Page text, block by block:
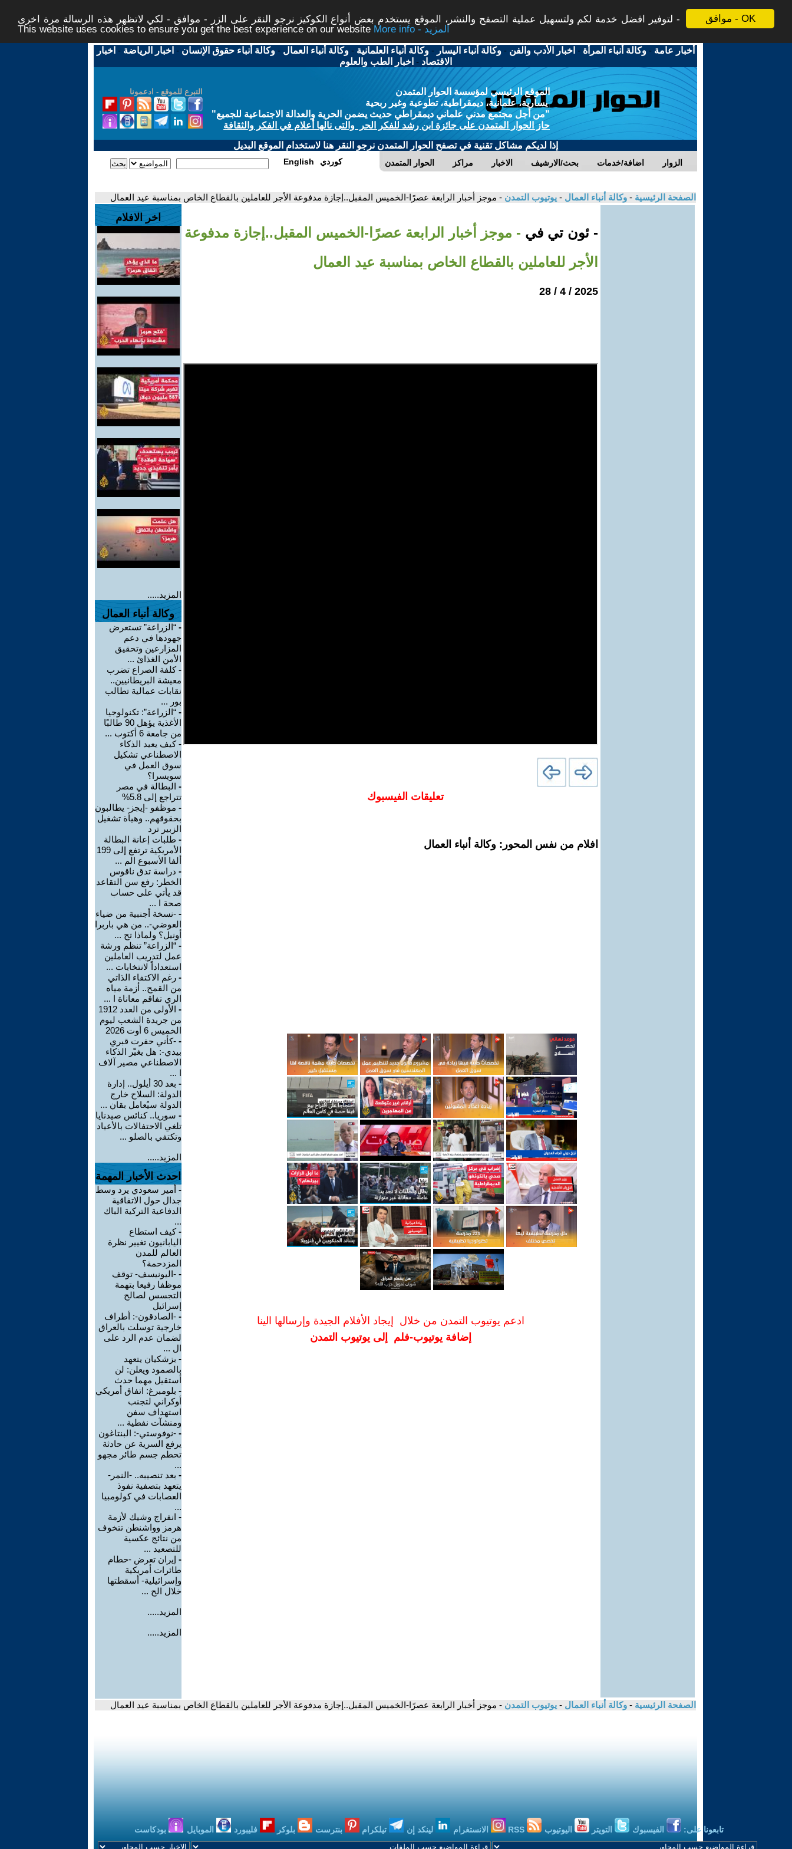
موافق - OK
لتوفير افضل خدمة لكم ولتسهيل عملية التصفح والنشر، الموقع يستخدم بعض أنواع الكوكيز نرجو النقر على الزر - موافق - لكي لاتظهر هذه الرسالة مرة اخرى -
This website uses cookies to ensure you get the best experience on our website
More info - المزيد
أخبار عامة -وكالة أنباء المرأة - اخبار الأدب والفن -وكالة أنباء اليسار -وكالة أنباء العلمانية -وكالة أنباء العمال -وكالة أنباء حقوق الإنسان - اخبار الرياضة - اخبار
الاقتصاد - اخبار الطب والعلوم
التبرع للموقع - ادعمونا
الموقع الرئيسي لمؤسسة الحوار المتمدن
يسارية، علمانية، ديمقراطية، تطوعية وغير ربحية
"من أجل مجتمع مدني علماني ديمقراطي حديث يضمن الحرية والعدالة الاجتماعية للجميع"
حاز الحوار المتمدن على جائزة ابن رشد للفكر الحر والتى نالها أعلام في الفكر والثقافة
إذا لديكم مشاكل تقنية في تصفح الحوار المتمدن نرجو النقر هنا لاستخدام الموقع البديل
الحوار المتمدن مراكز الاخبار بحث/الارشيف اضافة/خدمات الزوار English كوردي
الصفحة الرئيسية - وكالة أنباء العمال - يوتيوب التمدن - موجز أخبار الرابعة عصرًا-الخميس المقبل..إجازة مدفوعة الأجر للعاملين بالقطاع الخاص بمناسبة عيد العمال
- ئون تي في - موجز أخبار الرابعة عصرًا-الخميس المقبل..إجازة مدفوعة
الأجر للعاملين بالقطاع الخاص بمناسبة عيد العمال
2025 / 4 / 28
تعليقات الفيسبوك
افلام من نفس المحور: وكالة أنباء العمال
ادعم يوتيوب التمدن من خلال إيجاد الأفلام الجيدة وإرسالها الينا
إضافة يوتيوب-فلم إلى يوتيوب التمدن
اخر الافلام
المزيد.....
وكالة أنباء العمال
- “الزراعة” تستعرض
جهودها في دعم
المزارعين وتحقيق
الأمن الغذائ ...
-كلفة الصراع تضرب
معيشة البريطانيين..
نقابات عمالية تطالب
بور ...
- “الزراعة”: تكنولوجيا
الأغذية يؤهل 90 طالبًا
من جامعة 6 أكتوب ...
-كيف يعيد الذكاء
الاصطناعي تشكيل
سوق العمل في
سويسرا؟
- البطالة في مصر
تتراجع إلى 5.8%
- موظفو -إيجز- يطالبون
بحقوقهم.. وهيأة تشغيل
الزبير ترد
- طلبات إعانة البطالة
الأمريكية ترتفع إلى 199
ألفا الأسبوع الم ...
- دراسة تدق ناقوس
الخطر: رفع سن التقاعد
قد يأتي على حساب
صحة ا ...
- -نسخة أجنبية من ضياء
العوضي-.. من هي باربرا
أونيل؟ ولماذا تح ...
- “الزراعة” تنظم ورشة
عمل لتدريب العاملين
استعداداً لانتخابات ...
- رغم الاكتفاء الذاتي
من القمح.. أزمة مياه
الري تفاقم معاناة ا ...
-
الأولى من العدد 1912
من جريدة الشعب ليوم
الخميس 6 أوت 2026
- -كأني حفرت قبري
بيدي-: هل يغيّر الذكاء
الاصطناعي مصير آلاف
ا ...
-
بعد 30 أيلول.. إدارة
الدولة: السلاح خارج
الدولة سيُعامل بقان ...
- سوريا.. كنائس صيدنايا
تلغي الاحتفالات بالأعياد
وتكتفي بالصلو ...
المزيد.....
احدث الأخبار المهمة
- أمير سعودي يرد وسط
جدال حول الاتفاقية
الدفاعية التركية الباك
...
-كيف استطاع
اليابانيون تغيير نظرة
العالم للمدن
المزدحمة؟
- -اليونيسف- توقف
موظفا رفيعا بتهمة
التجسس لصالح
إسرائيل
- -الصادقون-: أطراف
خارجية توسلت بالعراق
لضمان عدم الرد على
ال ...
- بزشكيان يتعهد
بالصمود ويعلن: لن
أستقيل مهما حدث
- بلومبرغ: اتفاق أمريكي
أوكراني لتجنب
استهداف سفن
ومنشآت نفطية ...
- -نوفوستي-: البنتاغون
يرفع السرية عن حادثة
تحطم جسم طائر مجهو
...
- بعد تنصيبه.. -النمر-
يتعهد بتصفية نفوذ
العصابات في كولومبيا
...
- انفراج وشيك لأزمة
هرمز وواشنطن تتخوف
من نتائج عكسية
للتصعيد ...
- إيران تعرض -حطام
طائرات أمريكية
وإسرائيلية- أسقطتها
خلال الح ...
المزيد.....
المزيد.....
الصفحة الرئيسية - وكالة أنباء العمال - يوتيوب التمدن - موجز أخبار الرابعة عصرًا-الخميس المقبل..إجازة مدفوعة الأجر للعاملين بالقطاع الخاص بمناسبة عيد العمال
تابعونا على: الفيسبوك التويتر اليوتيوب الانستغرام لينكد إن تيلكرام بنترست بلوكر فليبورد الموبايل بودكاست